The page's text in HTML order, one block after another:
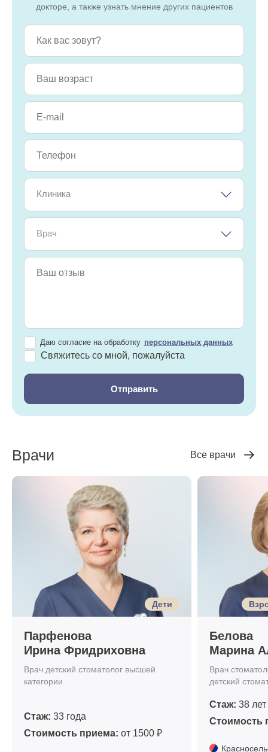
докторе, а также узнать мнение других пациентов
Клиника
Врач
Даю согласие на обработку персональных данных
Свяжитесь со мной, пожалуйста
Врачи Все врачи
Дети
Парфенова
Ирина Фридриховна
Врач детский стоматолог высшей
категории
Стаж: 33 года
Стоимость приема: от 1500 ₽
Белова
Марина
Врач
детский
Стаж: 38 лет
Стоимость